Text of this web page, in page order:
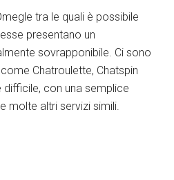
tra le quali è possibile
presentano un
sovrapponibile. Ci sono
Chatroulette, Chatspin
difficile, con una semplice
molte altri servizi simili.